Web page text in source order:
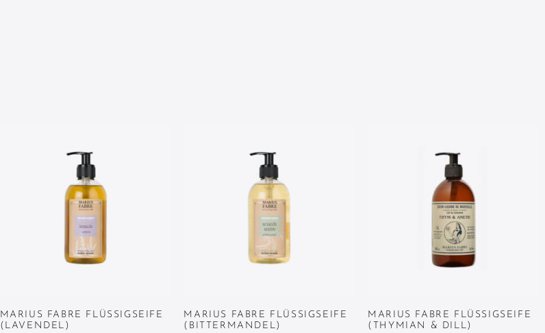
MARIUS FABRE FLÜSSIGSEIFE
(LAVENDEL)
MARIUS FABRE FLÜSSIGSEIFE
(BITTERMANDEL)
MARIUS FABRE FLÜSSIGSEIFE
(THYMIAN & DILL)